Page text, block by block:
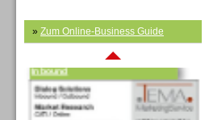
» Zum Online-Business Guide
Inbound